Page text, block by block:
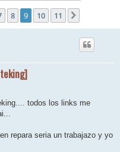
8 9 10 11
todos los links me
repara seria un trabajazo y yo